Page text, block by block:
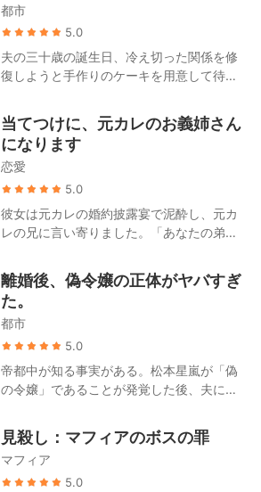
都市
5.0
夫の三十歳の誕生日、冷え切った関係を修
復しようと手作りのケーキを用意して待っ
うに一瞥し、愛人からの電話一つで甘い声
を出し、夜中に出かけていこうとした。
「お願い、今夜だけは、ここにい
て……！」 行かないでとすがりつく私を、
彼は虫ケラのように荒々しく振り払った。
大理石のベンチに頭を叩きつけられ、視界
が血に染まる中、彼は床の血を見ても「安
っぽい三文芝居だ」と鼻で笑い、無慈悲に
な激痛の中、私の脳内で固く閉ざされてい
た記憶の水門が轟音と共に破壊された。 私
はただの卑屈な契約妻なんかじゃない。 日
ーだったのだ。 臆病で愚かだった妻として
の私は、今、死んだ。 傷口の血を洗い流
私を貶めた全ての者たちへ血の代償を支払
わせるための行動を開始した。
当てつけに、元カレのお義姉さん
になります
恋愛
5.0
彼女は元カレの婚約披露宴で泥酔し、元カ
レの兄に言い寄りました。「あなたの弟の
義姉さんになってあげる」 彼は口では「都
合のいいことを」と言いながらも、体は正
直に陥落しました。 二人は互いに必要なも
のを得るため、愛のない享楽だけの関係だ
と約束します！ しかし、男たちが彼女のそ
ばで頻繁に言い寄るのを見て、彼は我慢で
きなくなっていきました。 一方、彼女も彼
に手厚く庇護されるうち、抱いてはならな
「忘れられない人」の帰還により、彼は頻
繁に平静を失い、彼女は孤独な夜を過ごす
ようになりました。 あの日、彼の方から関
離婚後、偽令嬢の正体がヤバすぎ
た。
都市
5.0
帝都中が知る事実がある。松本星嵐が「偽
の令嬢」であることが発覚した後、夫には
まれたということを。 婚家は容赦なく彼女
を追い出したが、あろうことか彼女はすぐ
さま、名門の巨頭である坂本凛斗に取り入
ったのである。 誰もが坂本凛斗が松本星嵐
見殺し：マフィアのボスの罪
マフィア
5.0